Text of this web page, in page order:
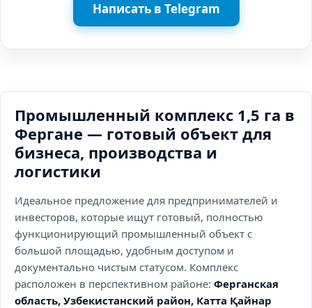
Написать в Telegram
Промышленный комплекс 1,5 га в
Фергане — готовый объект для
бизнеса, производства и
логистики
Идеальное предложение для предпринимателей и
инвесторов, которые ищут готовый, полностью
функционирующий промышленный объект с
большой площадью, удобным доступом и
документально чистым статусом. Комплекс
расположен в перспективном районе: Ферганская
область, Узбекистанский район, Катта Қайнар